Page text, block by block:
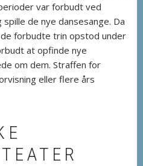
var forbudt ved
de nye dansesange. Da
forbudte trin opstod under
at opfinde nye
om dem. Straffen for
eller flere års